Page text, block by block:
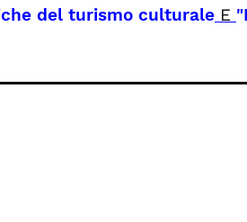
del turismo culturale E